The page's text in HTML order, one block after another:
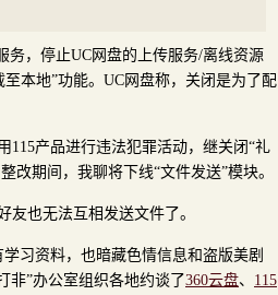
务，停止UC网盘的上传服务/离线资源
本地”功能。UC网盘称，关闭是为了配
115产品进行违法犯罪活动，继关闭“礼
改期间，我聊将下线“文件发送”模块。
友也无法互相发送文件了。
习资料，也暗藏色情信息和盗版美剧
非”办公室组织各地约谈了360云盘、 115